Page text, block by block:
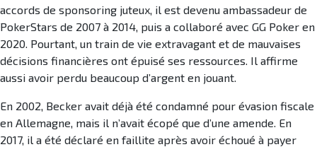
accords de sponsoring juteux, il est devenu ambassadeur de
PokerStars de 2007 à 2014, puis a collaboré avec GG Poker en
2020. Pourtant, un train de vie extravagant et de mauvaises
décisions financières ont épuisé ses ressources. Il affirme
aussi avoir perdu beaucoup d’argent en jouant.
En 2002, Becker avait déjà été condamné pour évasion fiscale
en Allemagne, mais il n’avait écopé que d’une amende. En
2017, il a été déclaré en faillite après avoir échoué à payer